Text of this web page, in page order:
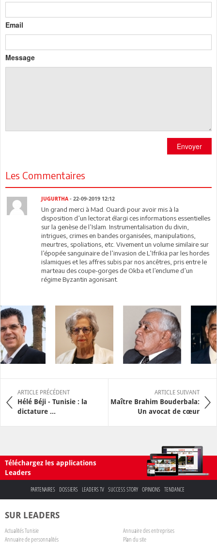
Email
Message
Envoyer
Les Commentaires
JUGURTHA- 22-09-2019 12:12
Un grand merci à Mad. Ouardi pour avoir mis à la
disposition d’un lectorat élargi ces informations essentielles
sur la genèse de l’Islam. Instrumentalisation du divin,
intrigues, crimes en bandes organisées, manipulations,
meurtres, spoliations, etc. Vivement un volume similaire sur
l’épopée sanguinaire de l’invasion de L’Ifrikia par les hordes
islamiques et les affres subis par nos ancêtres, pris entre le
marteau des coupe-gorges de Okba et l’enclume d’un
régime Byzantin agonisant.
ARTICLE PRÉCÉDENT
Hélé Béji - Tunisie : la
dictature ...
ARTICLE SUIVANT
Maître Brahim Bouderbala:
Un avocat de cœur
Téléchargez les applications
Leaders
PARTENAIRES DOSSIERS LEADERS TV SUCCESS STORY OPINIONS TENDANCE
SUR LEADERS
Actualités Tunisie
Annuaire des entreprises
Annuaire de personnalités
Plan du site